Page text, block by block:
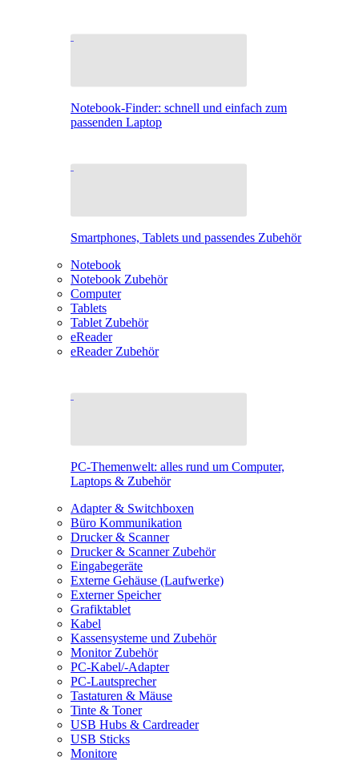
Notebook-Finder: schnell und einfach zum
passenden Laptop
Smartphones, Tablets und passendes Zubehör
Notebook
Notebook Zubehör
Computer
Tablets
Tablet Zubehör
eReader
eReader Zubehör
PC-Themenwelt: alles rund um Computer,
Laptops & Zubehör
Adapter & Switchboxen
Büro Kommunikation
Drucker & Scanner
Drucker & Scanner Zubehör
Eingabegeräte
Externe Gehäuse (Laufwerke)
Externer Speicher
Grafiktablet
Kabel
Kassensysteme und Zubehör
Monitor Zubehör
PC-Kabel/-Adapter
PC-Lautsprecher
Tastaturen & Mäuse
Tinte & Toner
USB Hubs & Cardreader
USB Sticks
Monitore